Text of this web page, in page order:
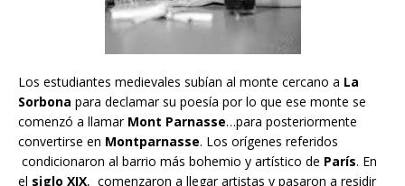
Los estudiantes medievales subían al monte cercano a La
Sorbona para declamar su poesía por lo que ese monte se
comenzó a llamar Mont Parnasse…para posteriormente
convertirse en Montparnasse. Los orígenes referidos
condicionaron al barrio más bohemio y artístico de París. En
el siglo XIX, comenzaron a llegar artistas y pasaron a residir